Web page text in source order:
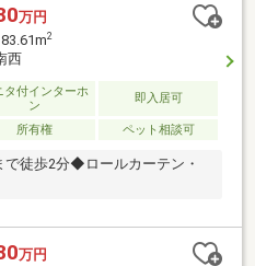
万円
2
西
タ付インターホ
ン
即入居可
所有権 ペット相談可
徒歩2分◆ロールカーテン・
万円